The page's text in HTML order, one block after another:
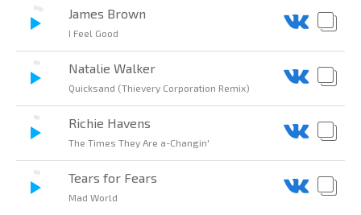
James Brown
I Feel Good
Natalie Walker
Quicksand (Thievery Corporation Remix)
Richie Havens
The Times They Are a-Changin'
Tears for Fears
Mad World